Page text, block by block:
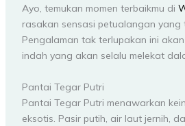
Ayo, temukan momen terbaikmu di
rasakan sensasi petualangan yang
Pengalaman tak terlupakan ini
indah yang akan selalu melekat
Pantai Tegar Putri
Pantai Tegar Putri menawarkan
eksotis. Pasir putih, air laut jernih,